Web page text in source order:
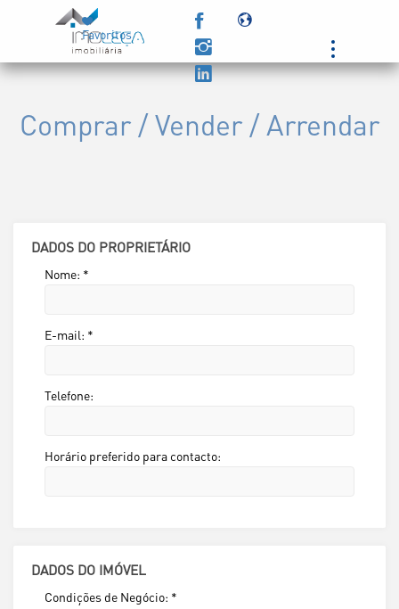
Favoritos
Comprar / Vender / Arrendar
DADOS DO PROPRIETÁRIO
Nome: *
E-mail: *
Telefone:
Horário preferido para contacto:
DADOS DO IMÓVEL
Condições de Negócio: *